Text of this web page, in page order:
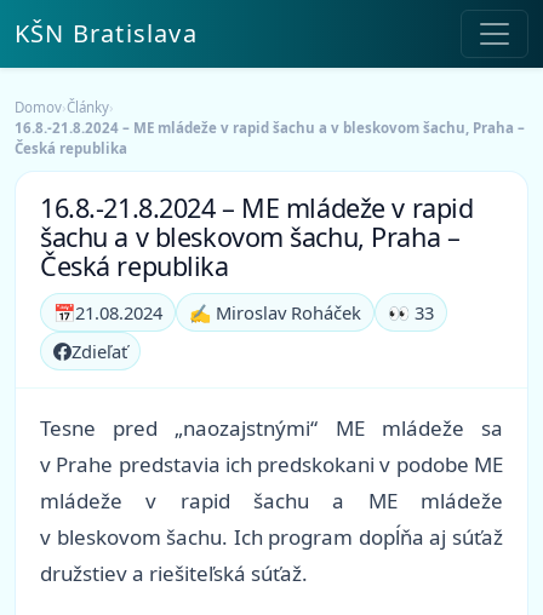
KŠN Bratislava
Domov›Články›
16.8.-21.8.2024 – ME mládeže v rapid šachu a v bleskovom šachu, Praha –
Česká republika
16.8.-21.8.2024 – ME mládeže v rapid
šachu a v bleskovom šachu, Praha –
Česká republika
📅21.08.2024 ✍️ Miroslav Roháček
👀 33
Zdieľať
Tesne pred „naozajstnými“ ME mládeže sa
v Prahe predstavia ich predskokani v podobe ME
mládeže v rapid šachu a ME mládeže
v bleskovom šachu. Ich program dopĺňa aj súťaž
družstiev a riešiteľská súťaž.